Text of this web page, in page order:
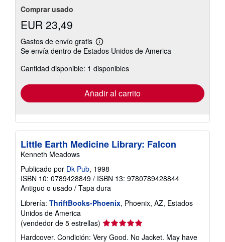
Comprar usado
EUR 23,49
Gastos de envío gratis
Más
información
las
tarifas
envío
Se envía dentro de Estados Unidos de America
Cantidad disponible: 1 disponibles
Añadir al carrito
Little Earth Medicine Library: Falcon
Kenneth Meadows
Publicado por Dk Pub, 1998
ISBN 10: 0789428849 / ISBN 13: 9780789428844
Antiguo o usado / Tapa dura
Librería: ThriftBooks-Phoenix, Phoenix, AZ, Estados
Unidos de America
(vendedor de 5 estrellas) Calificación
del
Hardcover. Condición: Very Good. No Jacket. May have